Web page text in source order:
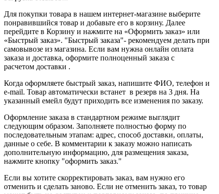
Для покупки товара в нашем интернет-магазине выберите
понравившийся товар и добавьте его в корзину. Далее
перейдите в Корзину и нажмите на «Оформить заказ» или
«Быстрый заказ». "Быстрый заказа"- рекомендуем делать при
самовывозе из магазина. Если вам нужна онлайн оплата
заказа и доставка, оформите полноценный заказа с
расчетом доставки .
Когда оформляете быстрый заказ, напишите ФИО, телефон и
e-mail. Товар автоматически встанет в резерв на 3 дня. На
указанный емейл будут приходить все изменения по заказу.
Оформление заказа в стандартном режиме выглядит
следующим образом. Заполняете полностью форму по
последовательным этапам: адрес, способ доставки, оплаты,
данные о себе. В комментарии к заказу можно написать
дополнительную информацию, для размещения заказа,
нажмите кнопку "оформить заказ."
Если вы хотите скорректировать заказ, вам нужно его
отменить и сделать заново. Если не отменить заказ, то товар